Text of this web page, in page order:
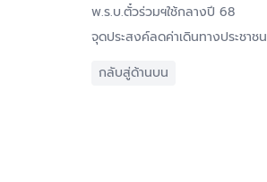
พ.ร.บ.ตั๋วร่วมฯใช้กลางปี 68
จุดประสงค์ลดค่าเดินทางประชาชน
กลับสู่ด้านบน